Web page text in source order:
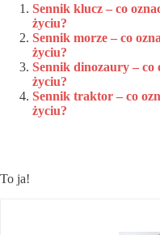
Sennik klucz – co
życiu?
Sennik morze – co
życiu?
Sennik dinozaury – co
życiu?
Sennik traktor – co
życiu?
To ja!